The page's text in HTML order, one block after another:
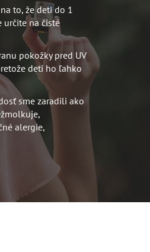
to, že deti do 1
určite na čisté
pokožky pred UV
deti ho ľahko
sme zaradili ako
alergie,